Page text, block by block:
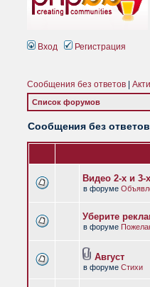
Вход Регистрация
Сообщения без ответов
Список форумов
Сообщения без ответов
Видео 2-х и 3-
в форуме
Уберите
в форуме
Август
в форуме Стихи